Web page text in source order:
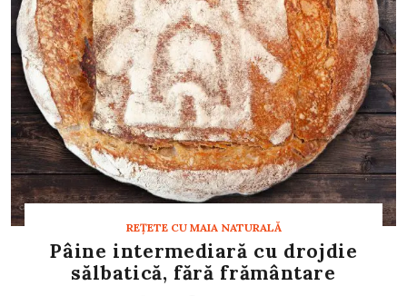
REȚETE CU MAIA NATURALĂ
Pâine intermediară cu drojdie
sălbatică, fără frământare